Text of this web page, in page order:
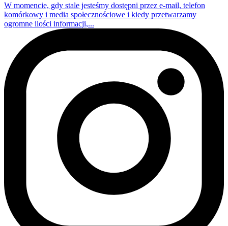
W momencie, gdy stale jesteśmy dostępni przez e-mail, telefon
komórkowy i media społecznościowe i kiedy przetwarzamy
ogromne ilości informacji,...